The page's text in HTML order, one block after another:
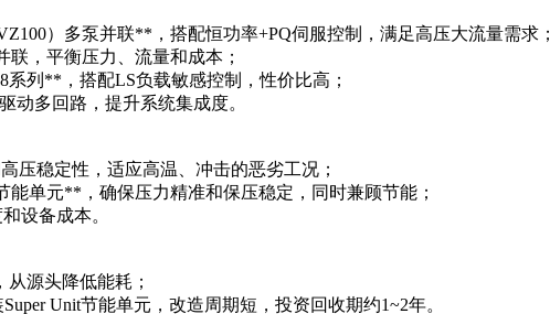
）多泵并联**，搭配恒功率+PQ伺服控制，满足高压大流量需求；
，平衡压力、流量和成本；
列**，搭配LS负载敏感控制，性价比高；
多回路，提升系统集成度。
稳定性，适应高温、冲击的恶劣工况；
单元**，确保压力精准和保压稳定，同时兼顾节能；
设备成本。
源头降低能耗；
Unit节能单元，改造周期短，投资回收期约1~2年。